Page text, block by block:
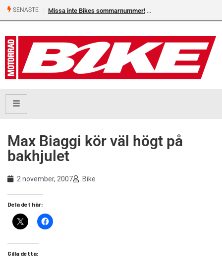
SENASTE Missa inte Bikes sommarnummer!
Max Biaggi kör väl högt på
bakhjulet
2 november, 2007 Bike
Dela det här:
Gilla detta: